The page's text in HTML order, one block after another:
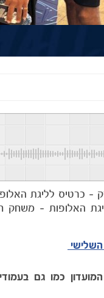
כשעל הפרק – כרטיס
האלופות – משחק
כמו גם